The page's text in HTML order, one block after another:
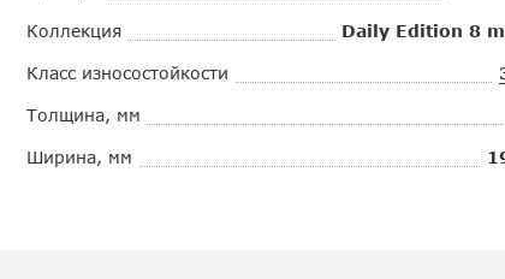
Коллекция Daily Edition 8
Класс износостойкости
Толщина, мм
Ширина, мм